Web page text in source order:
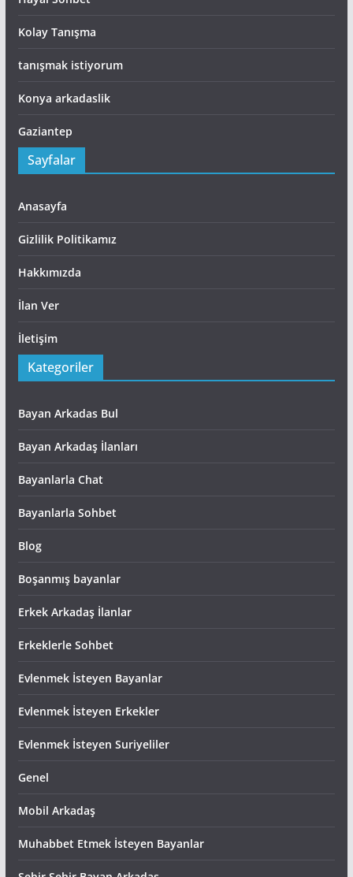
Kolay Tanışma
tanışmak istiyorum
Konya arkadaslik
Gaziantep
Sayfalar
Anasayfa
Gizlilik Politikamız
Hakkımızda
İlan Ver
İletişim
Kategoriler
Bayan Arkadas Bul
Bayan Arkadaş İlanları
Bayanlarla Chat
Bayanlarla Sohbet
Blog
Boşanmış bayanlar
Erkek Arkadaş İlanlar
Erkeklerle Sohbet
Evlenmek İsteyen Bayanlar
Evlenmek İsteyen Erkekler
Evlenmek İsteyen Suriyeliler
Genel
Mobil Arkadaş
Muhabbet Etmek İsteyen Bayanlar